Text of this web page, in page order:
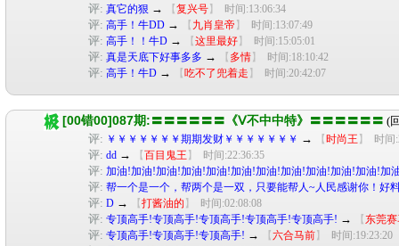
评: 真它的狠 → 【复兴号】 时间:13:06:34
评: 高手！牛DD → 【 九肖皇帝 】 时间:13:07:49
评: 高手！！牛D → 【这里最好】 时间:15:05:01
评: 真是天底下好事多多 → 【 多情】 时间:18:10:42
评: 高手！牛D → 【吃不了兜着走 】 时间:20:42:07
[00错00]087期:〓〓〓〓〓〓《Ⅴ不中中特》〓〓〓〓〓〓 (
评: ￥￥￥￥￥￥￥期期发财￥￥￥￥￥￥￥ → 【 时尚王 】 时间
评: dd → 【百目鬼王 】 时间:22:36:35
评: 加油!加油!加油!加油!加油!加油!加油!加油!加油!加油!加油!加
评: 帮一个是一个，帮两个是一双，只要能帮人~人民感谢你！好
评: D → 【打酱油的 】 时间:02:08:08
评: 专顶高手!专顶高手!专顶高手!专顶高手!专顶高手! → 【东莞
评: 专顶高手!专顶高手!专顶高手! → 【六合马前】 时间:19:23:20